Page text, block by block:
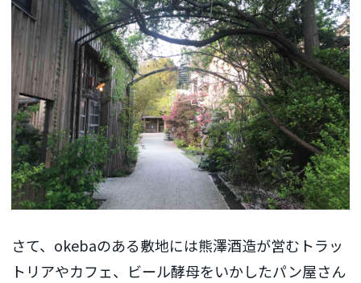
さて、okebaのある敷地には熊澤酒造が営むトラッ
トリアやカフェ、ビール酵母をいかしたパン屋さん